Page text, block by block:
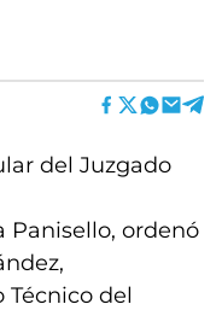
del Juzgado
Panisello, ordenó
del